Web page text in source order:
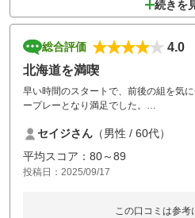
続きを
総合評価
4.0
北海道を満喫
早い時間のスタートで、前後の組を気
ープレーとなり満足でした。
した。
セイジさん （男性 / 60代）
平均スコア：80～89
投稿日：2025/09/17
この口コミは参考